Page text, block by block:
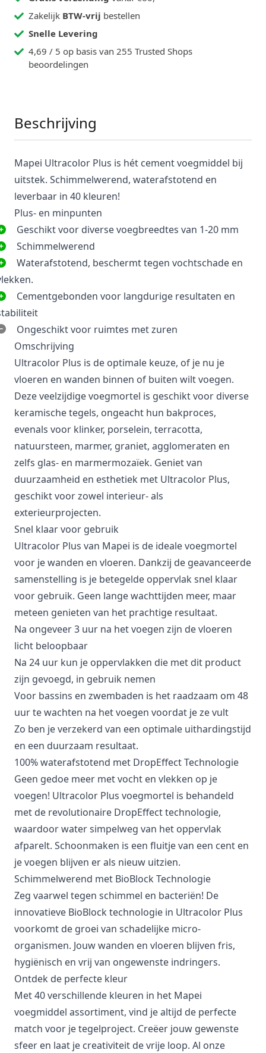
Zakelijk BTW-vrij bestellen
Snelle Levering
4,69 / 5 op basis van 255 Trusted Shops
beoordelingen
Beschrijving
Mapei Ultracolor Plus is hét cement voegmiddel bij
uitstek. Schimmelwerend, waterafstotend en
leverbaar in 40 kleuren!
Plus- en minpunten
Geschikt voor diverse voegbreedtes van 1-20 mm
Schimmelwerend
Waterafstotend, beschermt tegen vochtschade en
Cementgebonden voor langdurige resultaten en
Ongeschikt voor ruimtes met zuren
Omschrijving
Ultracolor Plus is de optimale keuze, of je nu je
vloeren en wanden binnen of buiten wilt voegen.
Deze veelzijdige voegmortel is geschikt voor diverse
keramische tegels, ongeacht hun bakproces,
evenals voor klinker, porselein, terracotta,
natuursteen, marmer, graniet, agglomeraten en
zelfs glas- en marmermozaïek. Geniet van
duurzaamheid en esthetiek met Ultracolor Plus,
geschikt voor zowel interieur- als
exterieurprojecten.
Snel klaar voor gebruik
Ultracolor Plus van Mapei is de ideale voegmortel
voor je wanden en vloeren. Dankzij de geavanceerde
samenstelling is je betegelde oppervlak snel klaar
voor gebruik. Geen lange wachttijden meer, maar
meteen genieten van het prachtige resultaat.
Na ongeveer 3 uur na het voegen zijn de vloeren
licht beloopbaar
Na 24 uur kun je oppervlakken die met dit product
zijn gevoegd, in gebruik nemen
Voor bassins en zwembaden is het raadzaam om 48
uur te wachten na het voegen voordat je ze vult
Zo ben je verzekerd van een optimale uithardingstijd
en een duurzaam resultaat.
100% waterafstotend met DropEffect Technologie
Geen gedoe meer met vocht en vlekken op je
voegen! Ultracolor Plus voegmortel is behandeld
met de revolutionaire DropEffect technologie,
waardoor water simpelweg van het oppervlak
afparelt. Schoonmaken is een fluitje van een cent en
je voegen blijven er als nieuw uitzien.
Schimmelwerend met BioBlock Technologie
Zeg vaarwel tegen schimmel en bacteriën! De
innovatieve BioBlock technologie in Ultracolor Plus
voorkomt de groei van schadelijke micro-
organismen. Jouw wanden en vloeren blijven fris,
hygiënisch en vrij van ongewenste indringers.
Ontdek de perfecte kleur
Met 40 verschillende kleuren in het Mapei
voegmiddel assortiment, vind je altijd de perfecte
match voor je tegelproject. Creëer jouw gewenste
sfeer en laat je creativiteit de vrije loop. Al onze